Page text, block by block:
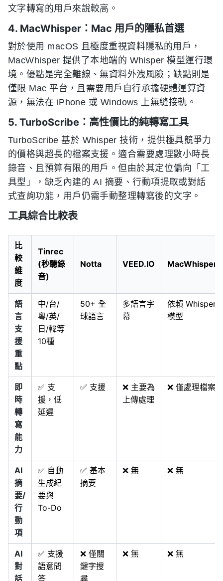
文字轉寫的用戶來說較高。
4. MacWhisper：Mac 用戶的隱私首選
對於使用 macOS 且極度重視資料隱私的用戶，
MacWhisper 提供了本地端的 Whisper 模型運行環
境。優點是完全離線、無資料外洩風險；缺點則是
僅限 Mac 平台，且需要用戶自行承擔硬體運算資
源，無法在 iPhone 或 Windows 上無縫接軌。
5. TurboScribe：高性價比的純轉寫工具
TurboScribe 基於 Whisper 技術，提供極具競爭力
的價格與超長的檔案支援。適合需要處理數小時長
錄音、且預算有限的用戶。但由於其定位偏向「工
具型」，缺乏內建的 AI 摘要、行動項提取或對話
式查詢功能，用戶仍需手動整理轉寫後的文字。
工具綜合比較表
比
較
維
度
Tinrec
(秒聽錄
音)
Notta VEED.IO MacWhisper
語
言
支
援
重
點
中/台/
粵/英/
日/韓等
10種
50+ 全
球語言
多語言字
幕
依賴 Whisper
模型
即
時
轉
寫
能
力
✅ 支
援，低
延遲
✅ 支援
❌ 主要為
上傳處理
❌ 僅處理檔案
AI
摘
要/
行
動
項
✅ 自動
生成紀
要與
To-Do
✅ 基本
摘要
❌ 無 ❌ 無
AI
對
話
✅ 支援
語意問
答
❌ 僅關
鍵字搜
尋
❌ 無 ❌ 無